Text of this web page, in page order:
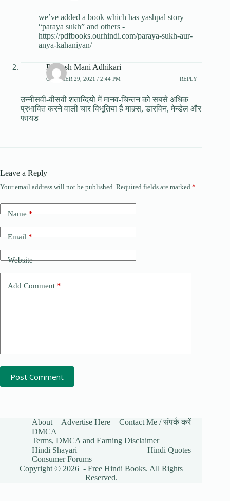
we’ve added a book which has yashpal story
“paraya sukh” and others -
https://pdfbooks.ourhindi.com/paraya-sukh-aur-
anya-kahaniyan/
Prakash Mani Adhikari
OCTOBER 29, 2021 / 2:44 PM REPLY
उन्नीसवी-वीसवी शताब्दियो में मानव-चिन्तन को सबसे अधिक
प्रभावित करने वाली चार विभूतिया है माक्र्स, डारविन, मेन्डेल और
फायड
Leave a Reply
Your email address will not be published. Required fields are marked *
Name*
Email*
Website
Add Comment *
Post Comment
About Advertise Here
Contact Me / संपर्क करें
DMCA
Terms, DMCA and Earning Disclaimer
Hindi Shayari
Hindi Quotes
Consumer Forums
Copyright © 2026 - Free Hindi Books. All Rights
Reserved.